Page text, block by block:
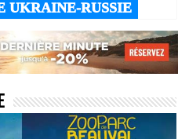
UKRAINE-RUSSIE